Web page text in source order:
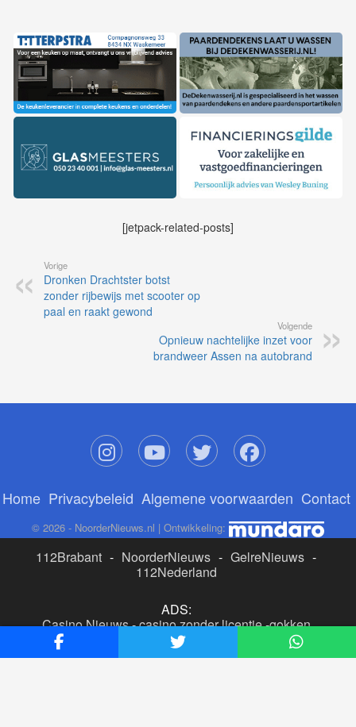
[jetpack-related-posts]
Vorige
Dronken Drachtster botst
zonder rijbewijs met scooter op
paal en raakt gewond
Volgende
Opnieuw nachtelijke inzet voor
brandweer Assen na autobrand
Home Privacybeleid Algemene voorwaarden Contact
© 2026 - NoorderNieuws.nl | Ontwikkeling:
112Brabant - NoorderNieuws - GelreNieuws -
112Nederland
ADS:
Casino Nieuws-casino zonder licentie-gokken
buitenlandse site
beste online casino nederland